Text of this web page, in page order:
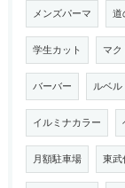
メンズパーマ 道
学生カット マク
バーバー ルベル
イルミナカラー
月額駐車場 東武